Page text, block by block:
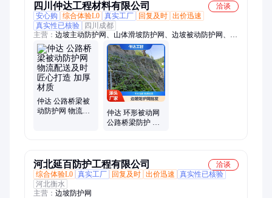
四川仲达工程材料有限公司
洽谈
安心购
综合体验L0 真实工厂 回复及时 出价迅速
真实性已核验
四川成都
主营： 边坡主动防护网、山体滑坡防护网、边坡被动防护网、边
坡防护、边坡生态防护
仲达 公路桥梁被
动防护网 物流配
仲达 环形被动网
公路桥梁防护 现
河北延百防护工程有限公司
洽谈
综合体验L0 真实工厂 回复及时 出价迅速
真实性已核验
河北衡水
主营： 边坡防护网